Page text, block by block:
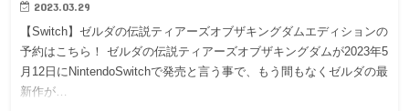
2023.03.29
【Switch】ゼルダの伝説ティアーズオブザキングダムエディションの
予約はこちら！ ゼルダの伝説ティアーズオブザキングダムが2023年5
月12日にNintendoSwitchで発売と言う事で、もう間もなくゼルダの最
新作が…